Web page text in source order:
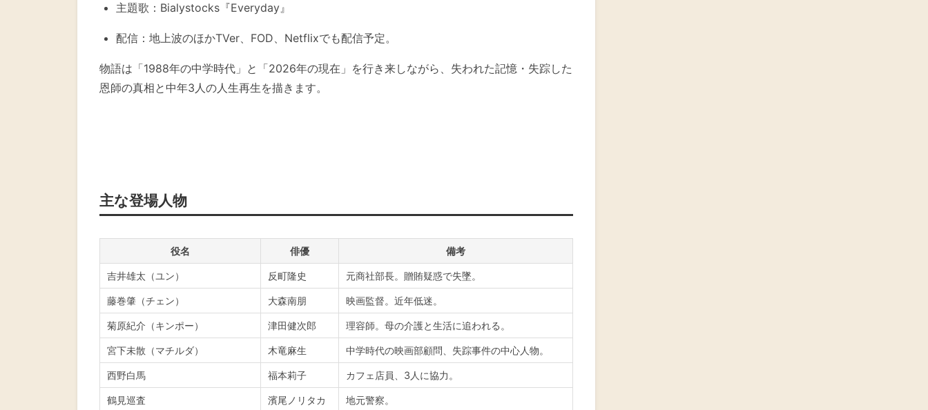
主題歌：Bialystocks『Everyday』
配信：地上波のほかTVer、FOD、Netflixでも配信予定。
物語は「1988年の中学時代」と「2026年の現在」を行き来しながら、失われた記憶・失踪した
恩師の真相と中年3人の人生再生を描きます。
主な登場人物
役名 俳優 備考
吉井雄太（ユン） 反町隆史 元商社部長。贈賄疑惑で失墜。
藤巻肇（チェン） 大森南朋 映画監督。近年低迷。
菊原紀介（キンポー） 津田健次郎 理容師。母の介護と生活に追われる。
宮下未散（マチルダ） 木竜麻生 中学時代の映画部顧問、失踪事件の中心人物。
西野白馬 福本莉子 カフェ店員、3人に協力。
鶴見巡査 濱尾ノリタカ 地元警察。